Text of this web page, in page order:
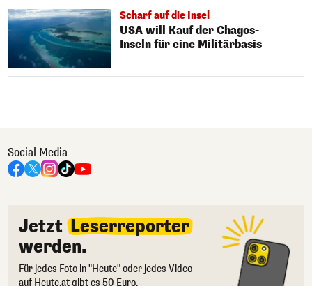
Scharf auf die Insel
USA will Kauf der Chagos-
Inseln für eine Militärbasis
Social Media
Jetzt Leserreporter
werden.
Für jedes Foto in "Heute" oder jedes Video
auf Heute.at gibt es 50 Euro.